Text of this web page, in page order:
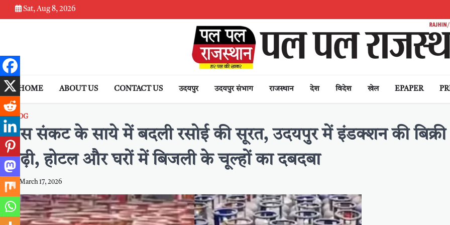
Skip
to
Sat, Aug 8, 2026
HOME ABOUT US CONTACT US उदयपुर उदयपुर संभाग राजस्थान देश विदेश खेल EPAPER
BLOG
गैस संकट के साये में बदली रसोई की सूरत, उदयपुर में इंडक्शन की
बढ़ी, होटल और घरों में बिजली के चूल्हों का दबदबा
March 17, 2026